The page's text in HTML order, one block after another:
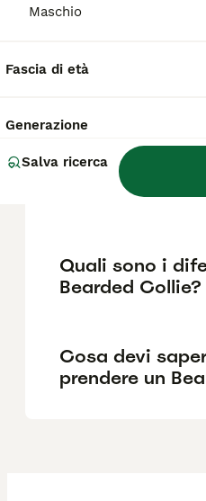
Maschio
Fascia di età
Generazione
Salva ricerca
dell'allevatore e la
Qual è il
Bearded Collie?
Quali sono i
Bearded Collie?
Cosa devi
prendere un